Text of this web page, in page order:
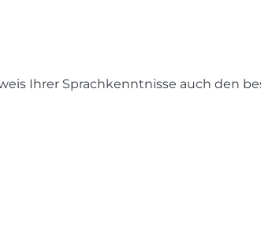
Ihrer Sprachkenntnisse auch den